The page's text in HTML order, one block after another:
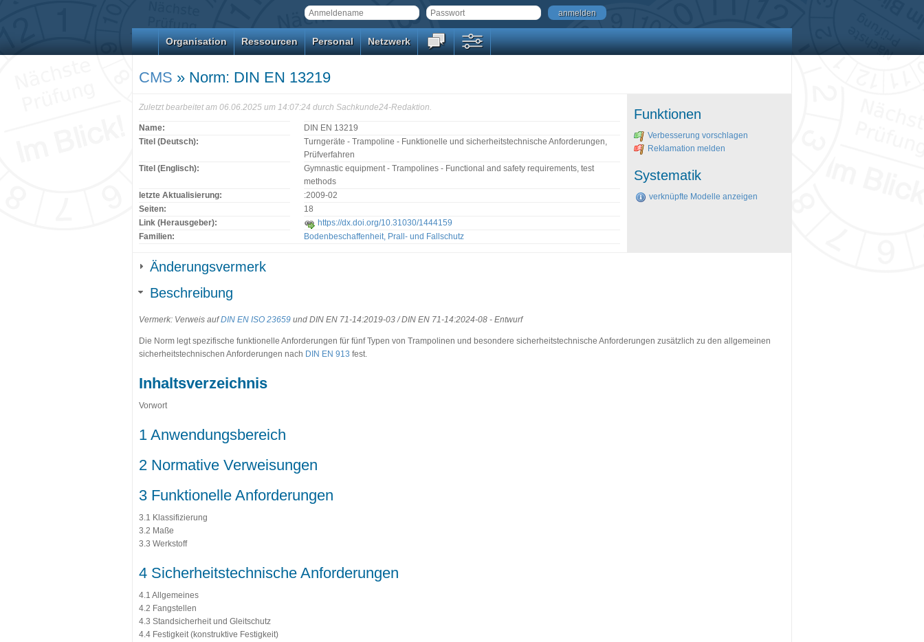
anmelden
Organisation Ressourcen Personal Netzwerk
CMS » Norm: DIN EN 13219
Zuletzt bearbeitet am 06.06.2025 um 14:07:24 durch Sachkunde24-Redaktion.
Name:
DIN EN 13219
Titel (Deutsch):
Turngeräte - Trampoline - Funktionelle und sicherheitstechnische Anforderungen,
Prüfverfahren
Titel (Englisch):
Gymnastic equipment - Trampolines - Functional and safety requirements, test
methods
letzte Aktualisierung:
:2009-02
Seiten:
18
Link (Herausgeber):
https://dx.doi.org/10.31030/1444159
Familien:
Bodenbeschaffenheit, Prall- und Fallschutz
Funktionen
Verbesserung vorschlagen
Reklamation melden
Systematik
verknüpfte Modelle anzeigen
Änderungsvermerk
Beschreibung
Vermerk: Verweis aufDIN EN ISO 23659 und DIN EN 71-14:2019-03 / DIN EN 71-14:2024-08 - Entwurf
Die Norm legt spezifische funktionelle Anforderungen für fünf Typen von Trampolinen und besondere sicherheitstechnische Anforderungen zusätzlich zu den allgemeinen
sicherheitstechnischen Anforderungen nach DIN EN 913 fest.
Inhaltsverzeichnis
Vorwort
1 Anwendungsbereich
2 Normative Verweisungen
3 Funktionelle Anforderungen
3.1 Klassifizierung
3.2 Maße
3.3 Werkstoff
4 Sicherheitstechnische Anforderungen
4.1 Allgemeines
4.2 Fangstellen
4.3 Standsicherheit und Gleitschutz
4.4 Festigkeit (konstruktive Festigkeit)